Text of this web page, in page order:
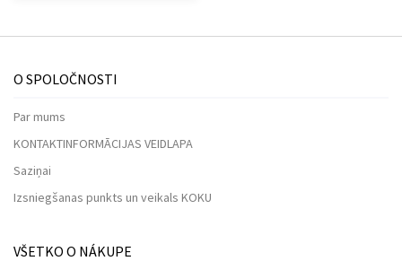
O SPOLOČNOSTI
Par mums
KONTAKTINFORMĀCIJAS VEIDLAPA
Saziņai
Izsniegšanas punkts un veikals KOKU
VŠETKO O NÁKUPE